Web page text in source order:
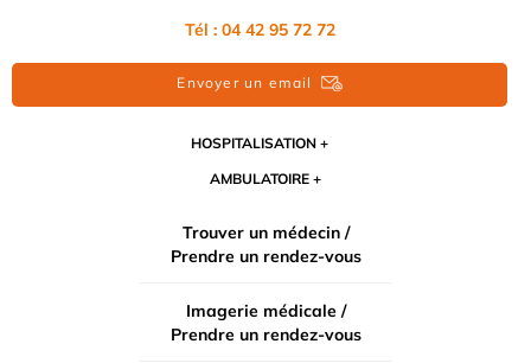
Tél : 04 42 95 72 72
Envoyer un email
HOSPITALISATION
AMBULATOIRE
Trouver un médecin /
Prendre un rendez-vous
Imagerie médicale /
Prendre un rendez-vous